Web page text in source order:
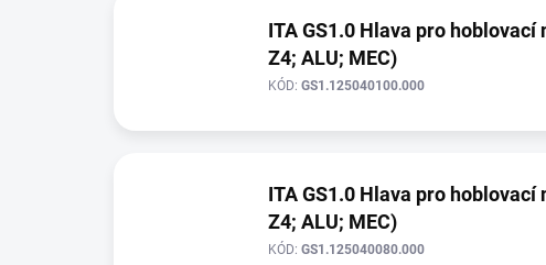
ITA GS1.0 Hlava pro hoblovací
Z4; ALU; MEC)
KÓD: GS1.125040100.000
ITA GS1.0 Hlava pro hoblovací
Z4; ALU; MEC)
KÓD: GS1.125040080.000